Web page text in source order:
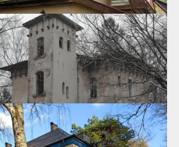
100 - летия окончания Первой мировой
решение навести порядок на месте,где в
установлен памятник , погибшим в годы
ул.Фрунзе, 3
проживания на морском курорте
предложенная Земельным
нашла широкий отклик среди желающих
природы.